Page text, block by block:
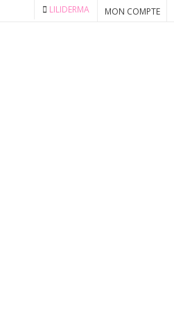
MON COMPTE
LILIDERMA